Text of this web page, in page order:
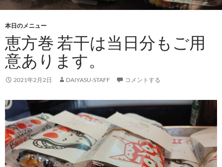
本日のメニュー
恵方巻 若干は当日分もご用
意あります。
2021年2月2日 DAIYASU-STAFF コメントする